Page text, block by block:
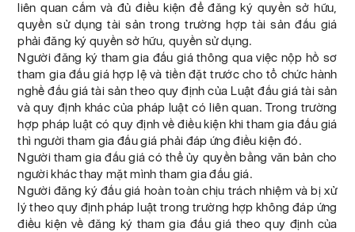
liên quan cấm và đủ điều kiện để đăng ký quyền sở hữu,
quyền sử dụng tài sản trong trường hợp tài sản đấu giá
phải đăng ký quyền sở hữu, quyền sử dụng.
Người đăng ký tham gia đấu giá thông qua việc nộp hồ sơ
tham gia đấu giá hợp lệ và tiền đặt trước cho tổ chức hành
nghề đấu giá tài sản theo quy định của Luật đấu giá tài sản
và quy định khác của pháp luật có liên quan. Trong trường
hợp pháp luật có quy định về điều kiện khi tham gia đấu giá
thì người tham gia đấu giá phải đáp ứng điều kiện đó.
Người tham gia đấu giá có thể ủy quyền bằng văn bản cho
người khác thay mặt mình tham gia đấu giá.
Người đăng ký đấu giá hoàn toàn chịu trách nhiệm và bị xử
lý theo quy định pháp luật trong trường hợp không đáp ứng
điều kiện về đăng ký tham gia đấu giá theo quy định của